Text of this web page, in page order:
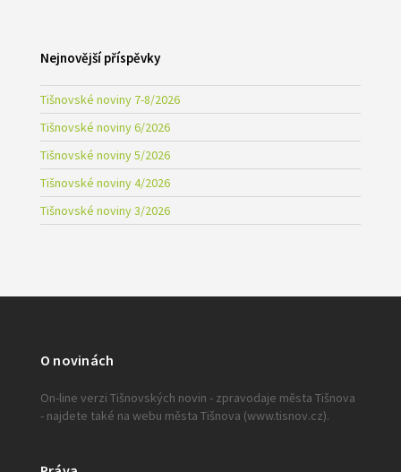
Nejnovější příspěvky
Tišnovské noviny 7-8/2026
Tišnovské noviny 6/2026
Tišnovské noviny 5/2026
Tišnovské noviny 4/2026
Tišnovské noviny 3/2026
O novinách
On-line verzi Tišnovských novin - zpravodaje města Tišnova
- najdete také na webu města Tišnova (www.tisnov.cz).